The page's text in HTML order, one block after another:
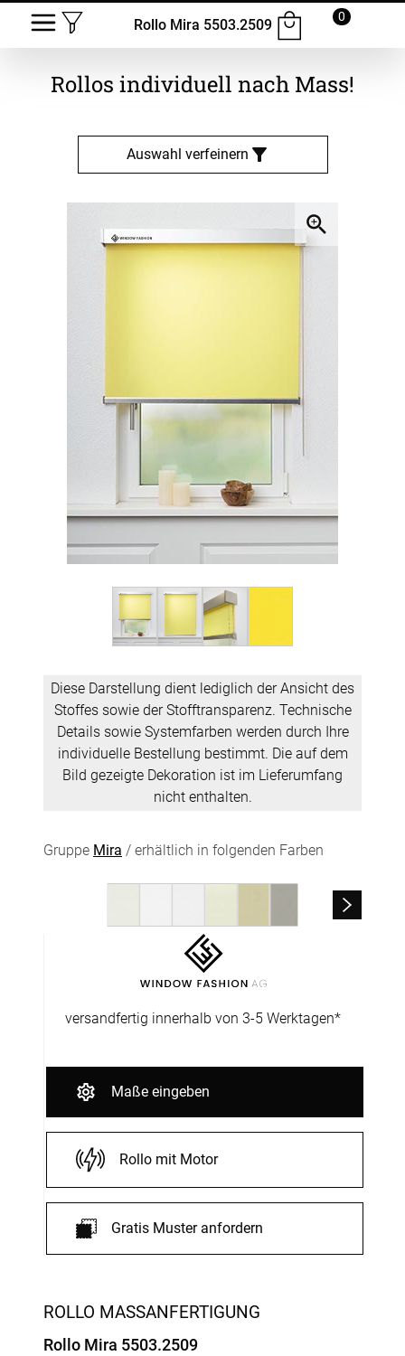
Rollo Mira 5503.2509
0
Rollos individuell nach Mass!
Auswahl verfeinern
Diese Darstellung dient lediglich der Ansicht des
Stoffes sowie der Stofftransparenz. Technische
Details sowie Systemfarben werden durch Ihre
individuelle Bestellung bestimmt. Die auf dem
Bild gezeigte Dekoration ist im Lieferumfang
nicht enthalten.
Gruppe Mira / erhältlich in folgenden Farben
ROLLO MASSANFERTIGUNG
Rollo Mira 5503.2509
versandfertig innerhalb von 3-5 Werktagen*
Maße eingeben
Rollo mit Motor
Gratis Muster anfordern